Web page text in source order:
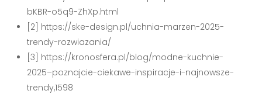
bKBR-o5q9-ZhXp.html
[2] https://ske-design.pl/uchnia-marzen-2025-
trendy-rozwiazania/
[3] https://kronosfera.pl/blog/modne-kuchnie-
2025–poznajcie-ciekawe-inspiracje-i-najnowsze-
trendy,1598